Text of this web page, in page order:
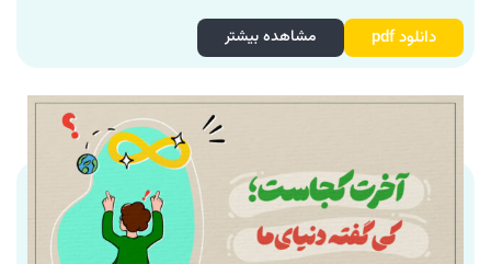
دانلود pdf مشاهده بیشتر